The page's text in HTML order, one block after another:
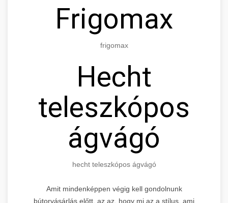
Frigomax
frigomax
Hecht
teleszkópos
ágvágó
hecht teleszkópos ágvágó
Amit mindenképpen végig kell gondolnunk
bútorvásárlás előtt, az az, hogy mi az a stílus, ami